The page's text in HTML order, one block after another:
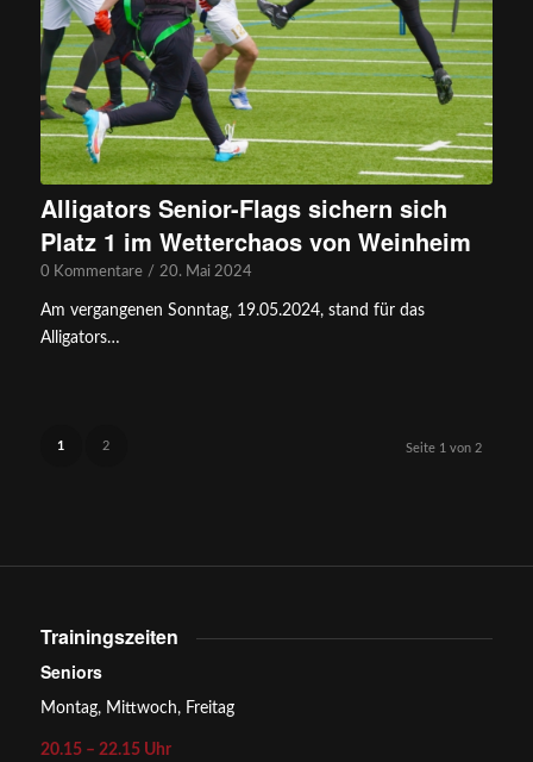
Alligators Senior-Flags sichern sich
Platz 1 im Wetterchaos von Weinheim
0 Kommentare / 20. Mai 2024
Am vergangenen Sonntag, 19.05.2024, stand für das
Alligators…
Seite 1 von 2
1 2
Trainingszeiten
Seniors
Montag, Mittwoch, Freitag
20.15 – 22.15 Uhr